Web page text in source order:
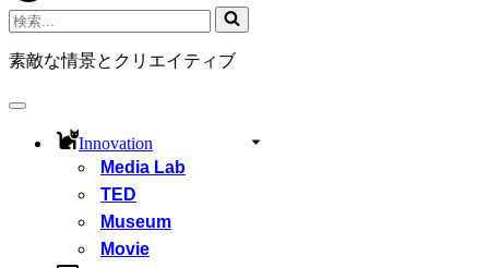
ン
メ
ニ
ュ
検
索...
素敵な情景とクリエイティブ
ナ
Innovation
Media Lab
TED
Museum
Movie